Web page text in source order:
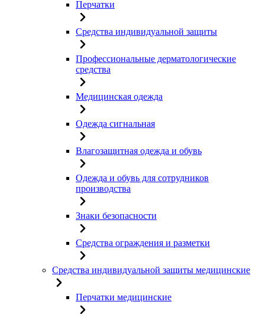
Перчатки
Средства индивидуальной защиты
Профессиональные дерматологические
средства
Медицинская одежда
Одежда сигнальная
Влагозащитная одежда и обувь
Одежда и обувь для сотрудников
производства
Знаки безопасности
Средства ограждения и разметки
Средства индивидуальной защиты медицинские
Перчатки медицинские